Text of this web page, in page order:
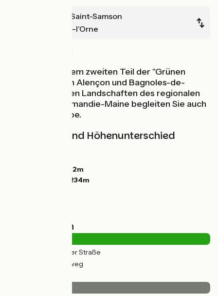
Pré-en-Pail-Saint-Samson
Bagnoles-de-l'Orne
Los geht's auf dem zweiten Teil der "Grünen
Route" zwischen Alençon und Bagnoles-de-
l'Orne. Die grünen Landschaften des regionalen
Naturparks Normandie-Maine begleiten Sie auch
auf dieser Etappe.
Steigungen und Höhenunterschied
122m
234m
Straßentypen
(28%) Auf der Straße
(72%) Radweg